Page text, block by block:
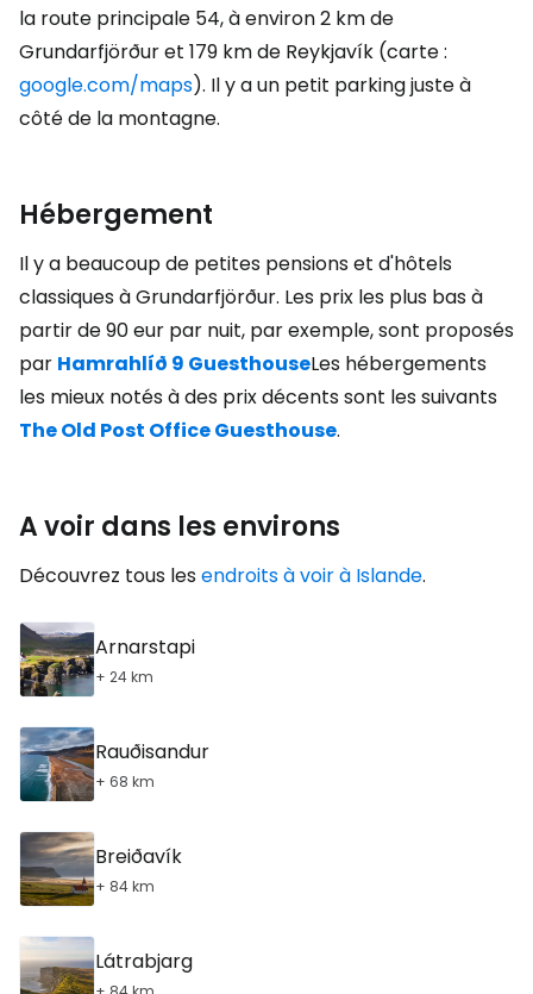
la route principale 54, à environ 2 km de
Grundarfjörður et 179 km de Reykjavík (carte :
google.com/maps). Il y a un petit parking juste à
côté de la montagne.
Hébergement
Il y a beaucoup de petites pensions et d'hôtels
classiques à Grundarfjörður. Les prix les plus bas à
partir de 90 eur par nuit, par exemple, sont proposés
par Hamrahlíð 9 GuesthouseLes hébergements
les mieux notés à des prix décents sont les suivants
The Old Post Office Guesthouse.
A voir dans les environs
Découvrez tous lesendroits à voir à Islande.
Arnarstapi
+ 24 km
Rauðisandur
+ 68 km
Breiðavík
+ 84 km
Látrabjarg